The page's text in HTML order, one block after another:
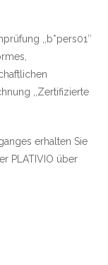
,,b*pers01″
,,Zertifizierte
erhalten Sie
PLATIVIO über